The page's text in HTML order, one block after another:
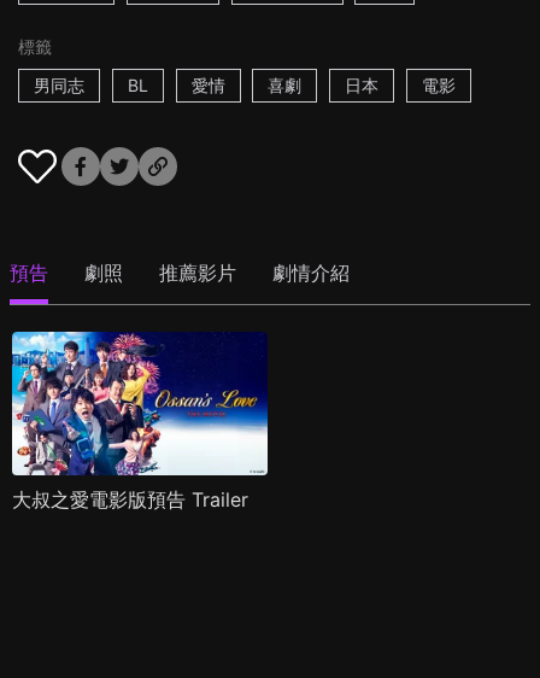
標籤
男同志
BL 愛情 喜劇 日本 電影
預告 劇照 推薦影片 劇情介紹
大叔之愛電影版預告 Trailer